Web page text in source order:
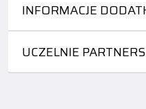
INFORMACJE
UCZELNIE